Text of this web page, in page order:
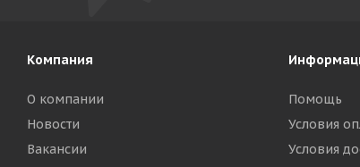
Командор-2/5-Э
Компания
О компании
Новости
Вакансии
Помощь
Условия
Условия